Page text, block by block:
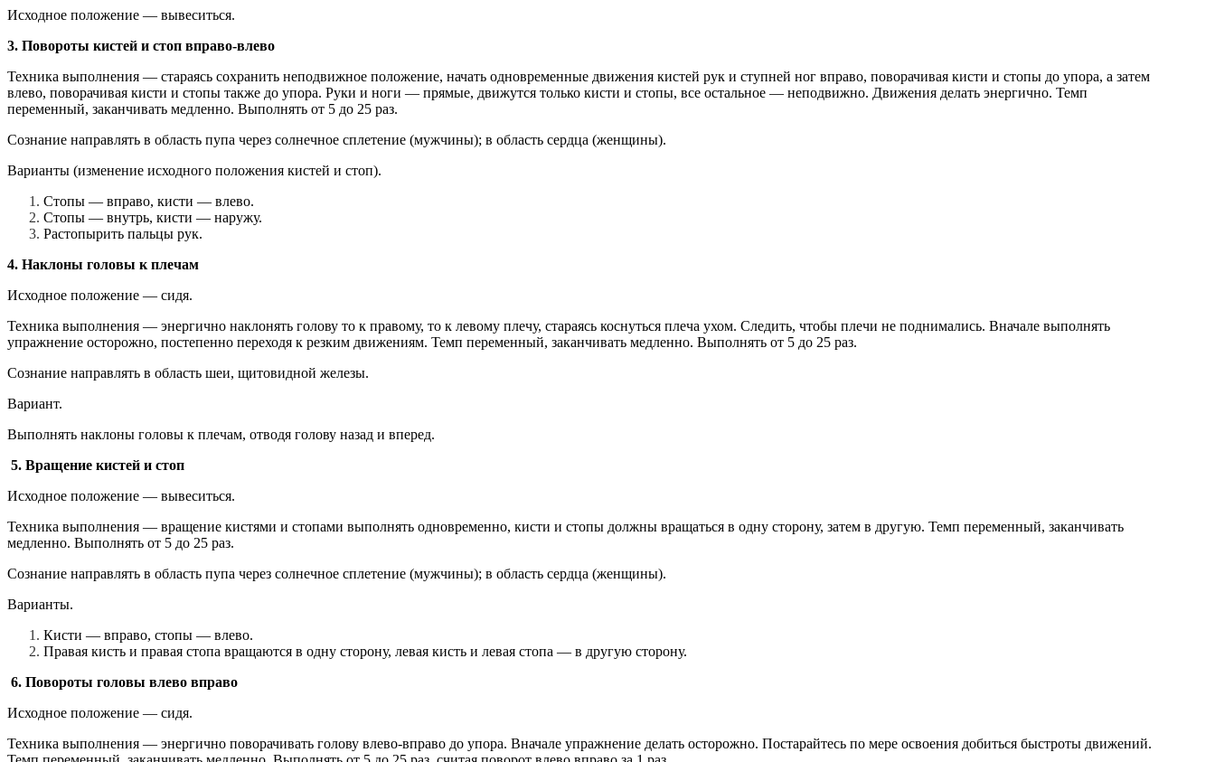
Исходное положение — вывеситься.
3. Повороты кистей и стоп вправо-влево
Техника выполнения — стараясь сохранить неподвижное положение, начать одновременные движения кистей рук и ступней ног вправо, поворачивая кисти и стопы до упора, а затем
влево, поворачивая кисти и стопы также до упора. Руки и ноги — прямые, движутся только кисти и стопы, все остальное — неподвижно. Движения делать энергично. Темп
переменный, заканчивать медленно. Выполнять от 5 до 25 раз.
Сознание направлять в область пупа через солнечное сплетение (мужчины); в область сердца (женщины).
Варианты (изменение исходного положения кистей и стоп).
Стопы — вправо, кисти — влево.
Стопы — внутрь, кисти — наружу.
Растопырить пальцы рук.
4. Наклоны головы к плечам
Исходное положение — сидя.
Техника выполнения — энергично наклонять голову то к правому, то к левому плечу, стараясь коснуться плеча ухом. Следить, чтобы плечи не поднимались. Вначале выполнять
упражнение осторожно, постепенно переходя к резким движениям. Темп переменный, заканчивать медленно. Выполнять от 5 до 25 раз.
Сознание направлять в область шеи, щитовидной железы.
Вариант.
Выполнять наклоны головы к плечам, отводя голову назад и вперед.
5. Вращение кистей и стоп
Исходное положение — вывеситься.
Техника выполнения — вращение кистями и стопами выполнять одновременно, кисти и стопы должны вращаться в одну сторону, затем в другую. Темп переменный, заканчивать
медленно. Выполнять от 5 до 25 раз.
Сознание направлять в область пупа через солнечное сплетение (мужчины); в область сердца (женщины).
Варианты.
Кисти — вправо, стопы — влево.
Правая кисть и правая стопа вращаются в одну сторону, левая кисть и левая стопа — в другую сторону.
6. Повороты головы влево вправо
Исходное положение — сидя.
Техника выполнения — энергично поворачивать голову влево-вправо до упора. Вначале упражнение делать осторожно. Постарайтесь по мере освоения добиться быстроты движений.